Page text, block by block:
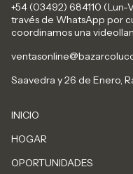
+54 (03492) 684110
través de WhatsApp por
coordinamos una
Saavedra y 26 de Enero,
INICIO
HOGAR
OPORTUNIDADES